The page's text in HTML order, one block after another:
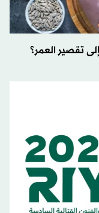
تقصير العمر؟